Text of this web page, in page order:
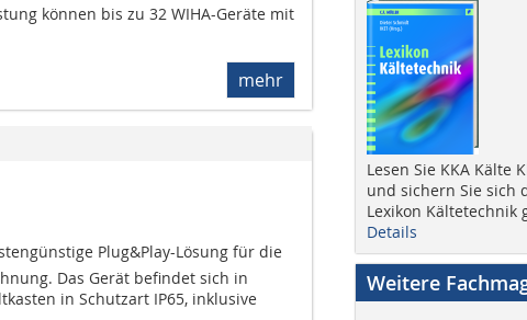
können bis zu 32 WIHA-Geräte mit
mehr
Plug&Play-Lösung für die
Das Gerät befindet sich in
in Schutzart IP65, inklusive
Lesen Sie KKA Kälte
und sichern Sie sich
Lexikon Kältetechnik
Details
Weitere